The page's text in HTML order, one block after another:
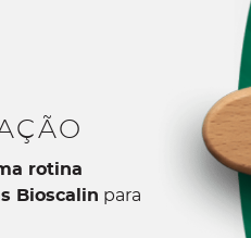
rotina
Bioscalin para